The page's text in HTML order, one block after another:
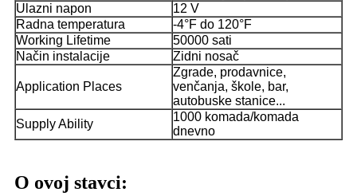
Ulazni napon
12 V
Radna temperatura
-4°F do 120°F
Working Lifetime
50000 sati
Način instalacije
Zidni nosač
Application Places
Zgrade, prodavnice,
venčanja, škole, bar,
autobuske stanice...
Supply Ability
1000 komada/komada
dnevno
O ovoj stavci: